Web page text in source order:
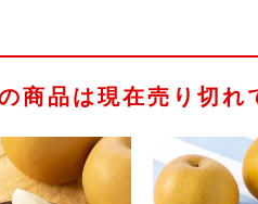
商品は現在売り切れ